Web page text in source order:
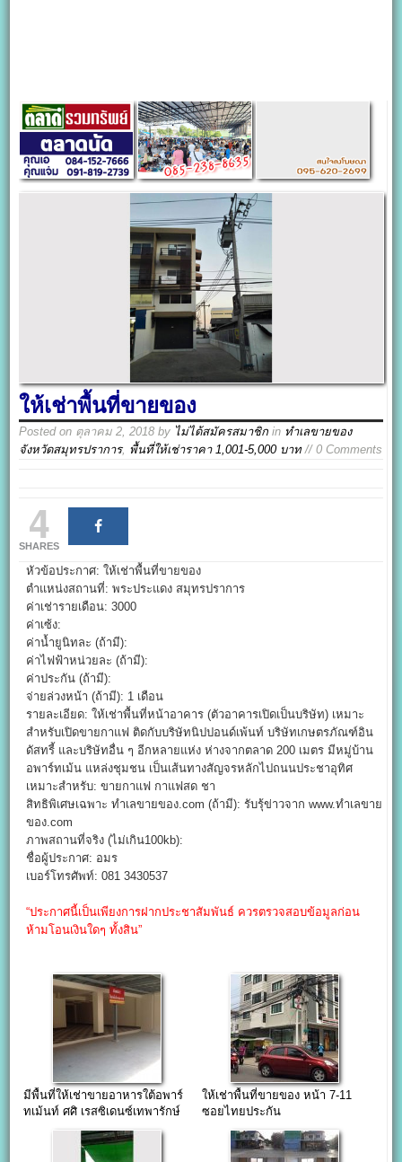
ให้เช่าพื้นที่ขายของ
Posted on ตุลาคม 2, 2018 by ไม่ได้สมัครสมาชิก in ทำเลขายของ
จังหวัดสมุทรปราการ, พื้นที่ให้เช่าราคา 1,001-5,000 บาท// 0 Comments
4
SHARES
หัวข้อประกาศ: ให้เช่าพื้นที่ขายของ
ตำแหน่งสถานที่: พระประแดง สมุทรปราการ
ค่าเช่ารายเดือน: 3000
ค่าเซ้ง:
ค่าน้ำยูนิทละ (ถ้ามี):
ค่าไฟฟ้าหน่วยละ (ถ้ามี):
ค่าประกัน (ถ้ามี):
จ่ายล่วงหน้า (ถ้ามี): 1 เดือน
รายละเอียด: ให้เช่าพื้นที่หน้าอาคาร (ตัวอาคารเปิดเป็นบริษัท) เหมาะ
สำหรับเปิดขายกาแฟ ติดกับบริษัทนิปปอนด์เพ้นท์ บริษัทเกษตรภัณฑ์อิน
ดัสทรี้ และบริษัทอื่น ๆ อีกหลายแห่ง ห่างจากตลาด 200 เมตร มีหมู่บ้าน
อพาร์ทเม้น แหล่งชุมชน เป็นเส้นทางสัญจรหลักไปถนนประชาอุทิศ
เหมาะสำหรับ: ขายกาแฟ กาแฟสด ชา
สิทธิพิเศษเฉพาะ ทำเลขายของ.com (ถ้ามี): รับรุ้ข่าวจาก www.ทำเลขาย
ของ.com
ภาพสถานที่จริง (ไม่เกิน100kb):
ชื่อผู้ประกาศ: อมร
เบอร์โทรศัพท์: 081 3430537
“ประกาศนี้เป็นเพียงการฝากประชาสัมพันธ์ ควรตรวจสอบข้อมูลก่อน
ห้ามโอนเงินใดๆ ทั้งสิน”
มีพื้นที่ให้เช่าขายอาหารใต้อพาร์
ทเม้นท์ ศศิ เรสซิเดนซ์เทพารักษ์
ให้เช่าพื้นที่ขายของ หน้า 7-11
ซอยไทยประกัน